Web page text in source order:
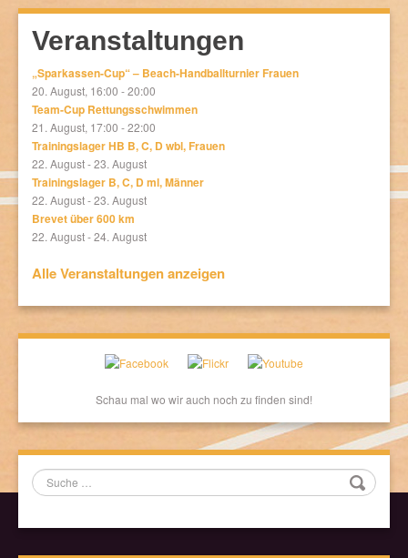
Veranstaltungen
„Sparkassen-Cup“ – Beach-Handballturnier Frauen
20. August, 16:00 -20:00
Team-Cup Rettungsschwimmen
21. August, 17:00 -22:00
Trainingslager HB B, C, D wbl, Frauen
22. August-23. August
Trainingslager B, C, D ml, Männer
22. August-23. August
Brevet über 600 km
22. August-24. August
Alle Veranstaltungen anzeigen
Schau mal wo wir auch noch zu finden sind!
Suche